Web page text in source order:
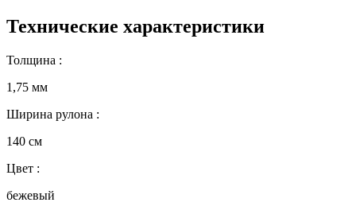
Технические характеристики
Толщина :
1,75 мм
Ширина рулона :
140 см
Цвет :
бежевый